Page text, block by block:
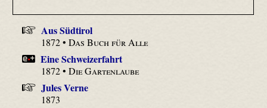
Aus Südtirol
1872 •Das Buch für Alle
Eine Schweizerfahrt
1872 •Die Gartenlaube
Jules Verne
1873